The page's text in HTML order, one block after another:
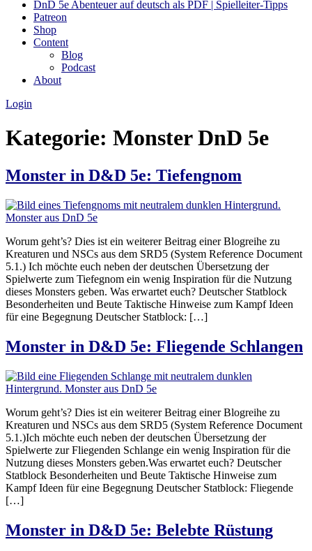
DnD 5e Abenteuer auf deutsch als PDF | Spielleiter-Tipps
Patreon
Shop
Content
Blog
Podcast
About
Login
Kategorie: Monster DnD 5e
Monster in D&D 5e: Tiefengnom
Worum geht’s? Dies ist ein weiterer Beitrag einer Blogreihe zu
Kreaturen und NSCs aus dem SRD5 (System Reference Document
5.1.) Ich möchte euch neben der deutschen Übersetzung der
Spielwerte zum Tiefegnom ein wenig Inspiration für die Nutzung
dieses Monsters geben. Was erwartet euch? Deutscher Statblock
Besonderheiten und Beute Taktische Hinweise zum Kampf Ideen
für eine Begegnung Deutscher Statblock: […]
Monster in D&D 5e: Fliegende Schlangen
Worum geht’s? Dies ist ein weiterer Beitrag einer Blogreihe zu
Kreaturen und NSCs aus dem SRD5 (System Reference Document
5.1.)Ich möchte euch neben der deutschen Übersetzung der
Spielwerte zur Fliegenden Schlange ein wenig Inspiration für die
Nutzung dieses Monsters geben.Was erwartet euch? Deutscher
Statblock Besonderheiten und Beute Taktische Hinweise zum
Kampf Ideen für eine Begegnung Deutscher Statblock: Fliegende
[…]
Monster in D&D 5e: Belebte Rüstung